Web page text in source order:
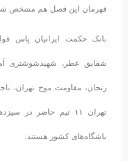
قهرمان این فصل هم مشخص
بانک حکمت ایرانیان پاس
شقایق عطر، شهیدشوشتری
زنجان، مقاومت موج تهران،
تهران ۱۱ تیم حاضر در
باشگاه‌های کشور هستند.